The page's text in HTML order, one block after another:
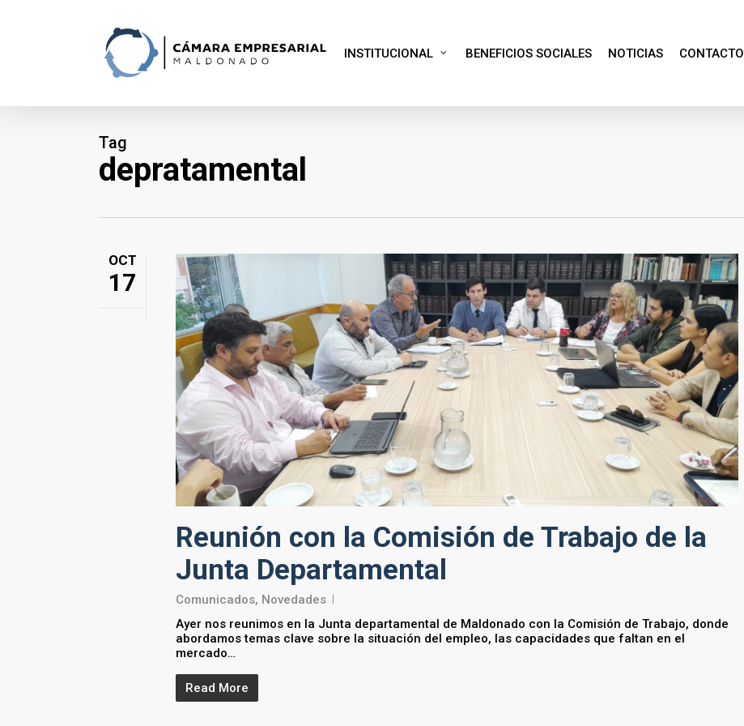
INSTITUCIONAL BENEFICIOS SOCIALES NOTICIAS CONTACTO
Tag
depratamental
OCT
17
Reunión con la Comisión de Trabajo de la
Junta Departamental
Comunicados, Novedades
Ayer nos reunimos en la Junta departamental de Maldonado con la Comisión de Trabajo, donde
abordamos temas clave sobre la situación del empleo, las capacidades que faltan en el
mercado…
Read More